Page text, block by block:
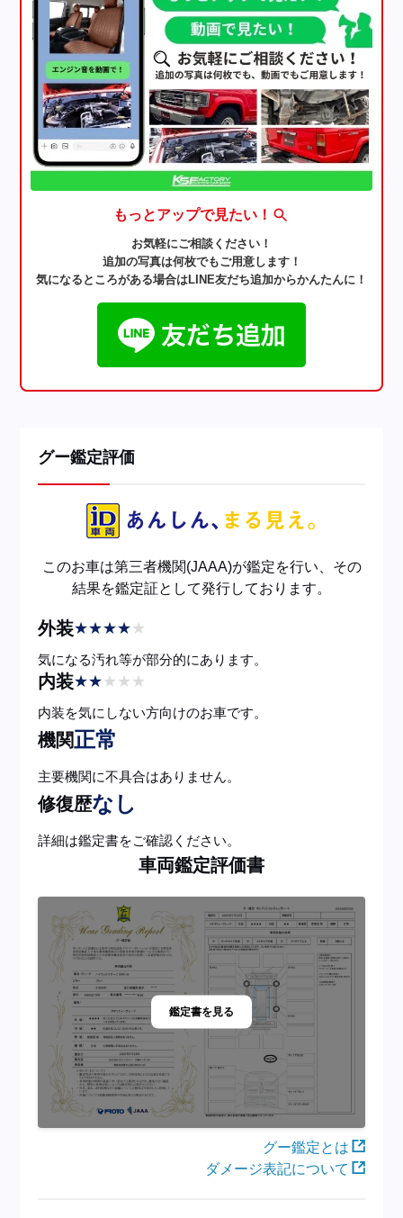
もっとアップで見たい！
お気軽にご相談ください！
追加の写真は何枚でもご用意します！
気になるところがある場合はLINE友だち追加からかんたんに！
グー鑑定評価
このお車は第三者機関(JAAA)が鑑定を行い、その
結果を鑑定証として発行しております。
外装★★★★★
気になる汚れ等が部分的にあります。
内装★★★ ★ ★
内装を気にしない方向けのお車です。
機関正常
主要機関に不具合はありません。
修復歴なし
詳細は鑑定書をご確認ください。
車両鑑定評価書
鑑定書を見る
グー鑑定とは
ダメージ表記について